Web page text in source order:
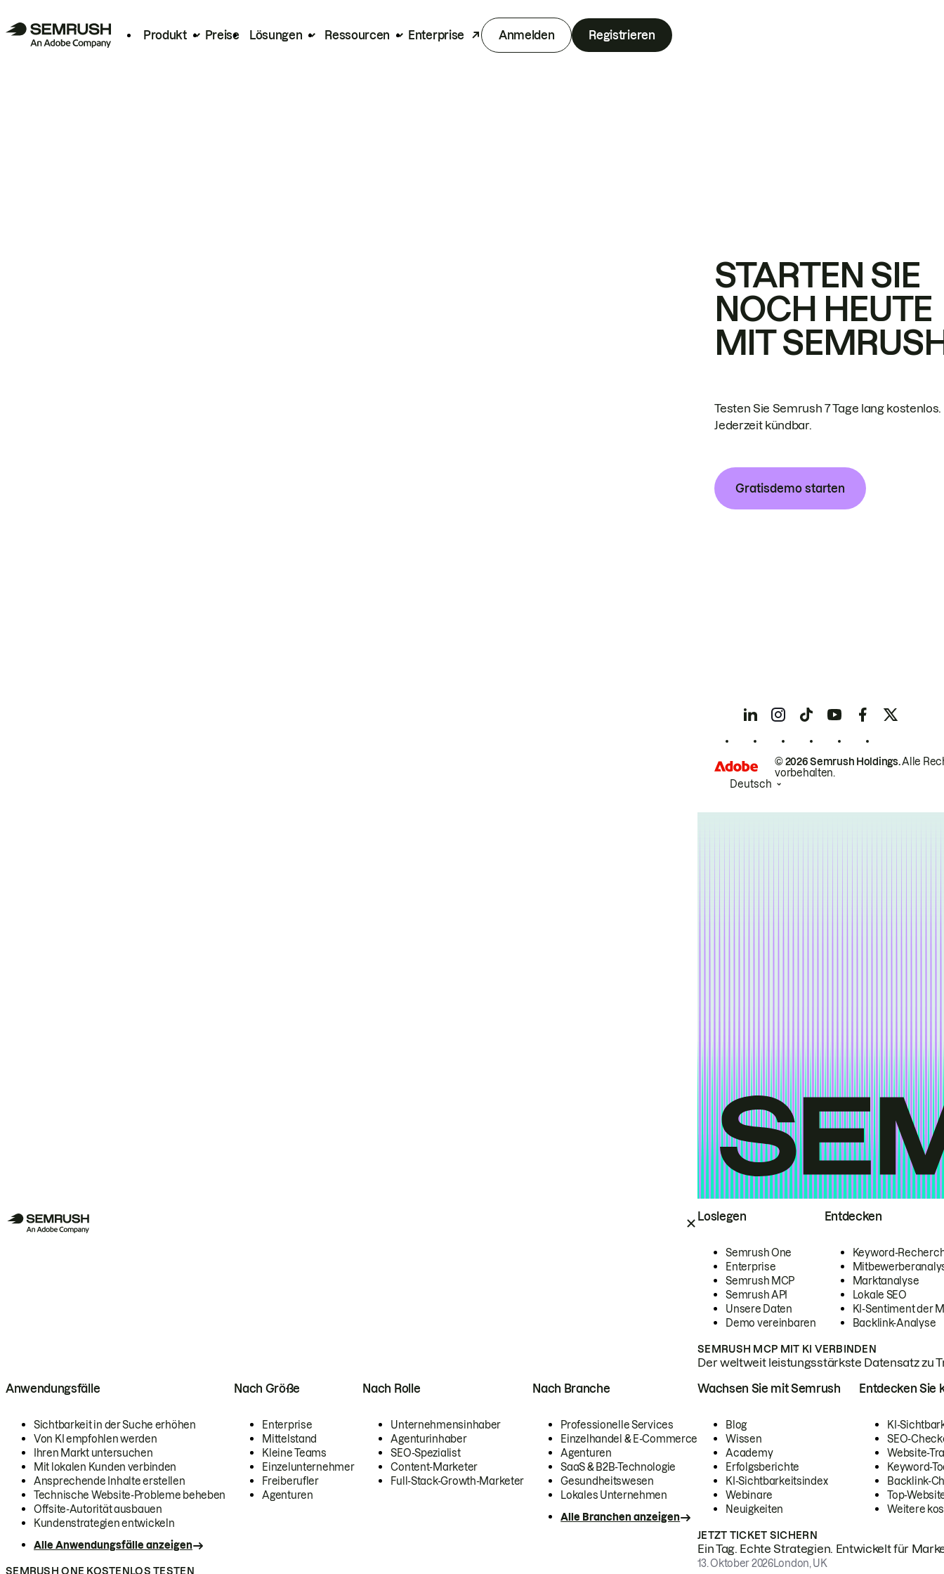
Produkt Preise Lösungen Ressourcen Enterprise Anmelden Registrieren
Loslegen
Semrush One
Enterprise
Semrush MCP
Semrush API
Unsere Daten
Demo vereinbaren
Entdecken
Keyword-
Marktanalyse
Lokale SEO
KI-Sentiment der
Backlink-Analyse
SEMRUSH MCP MIT KI VERBINDEN
Der weltweit leistungsstärkste Datensatz zu
Anwendungsfälle
Sichtbarkeit in der Suche erhöhen
Von KI empfohlen werden
Ihren Markt untersuchen
Mit lokalen Kunden verbinden
Ansprechende Inhalte erstellen
Technische Website-Probleme beheben
Offsite-Autorität ausbauen
Kundenstrategien entwickeln
Alle Anwendungsfälle anzeigen
Nach Größe
Enterprise
Mittelstand
Kleine Teams
Einzelunternehmer
Freiberufler
Agenturen
Nach Rolle
Unternehmensinhaber
Agenturinhaber
SEO-Spezialist
Content-Marketer
Full-Stack-Growth-Marketer
Nach Branche
Professionelle Services
Einzelhandel & E-Commerce
Agenturen
SaaS & B2B-Technologie
Gesundheitswesen
Lokales Unternehmen
Alle Branchen anzeigen
SEMRUSH ONE KOSTENLOS TESTEN
Wachsen Sie mit Semrush
Blog
Wissen
Academy
Erfolgsberichte
KI-Sichtbarkeitsindex
Webinare
Neuigkeiten
Entdecken Sie
KI-
SEO-
Website-
Keyword-
Backlink-
Top-
Weitere
JETZT TICKET SICHERN
Ein Tag. Echte Strategien. Entwickelt für
13. Oktober 2026London, UK
STARTEN SIE
NOCH HEUTE
MIT
Testen Sie Semrush 7 Tage lang kostenlos.
Jederzeit kündbar.
Gratisdemo starten
© 2026 Semrush Holdings.Alle
vorbehalten.
Deutsch